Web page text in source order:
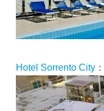
Hotel Sorrento City ：